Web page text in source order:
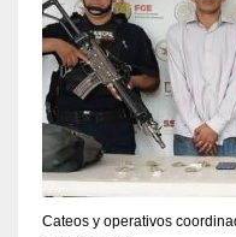
Cateos y operativos